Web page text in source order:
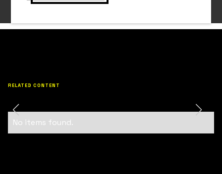
RELATED CONTENT
No items found.